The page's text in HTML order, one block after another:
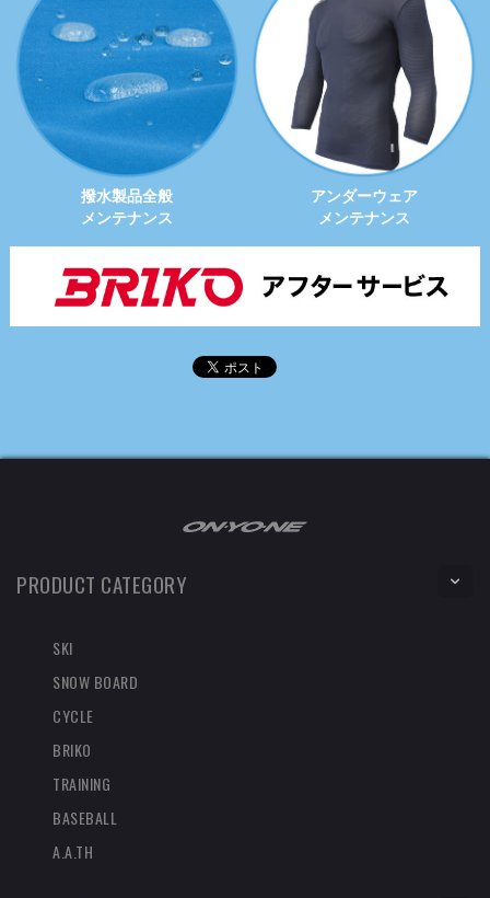
撥水製品全般
メンテナンス
アンダーウェア
メンテナンス
PRODUCT CATEGORY
SKI
SNOW BOARD
CYCLE
BRIKO
TRAINING
BASEBALL
A.A.TH